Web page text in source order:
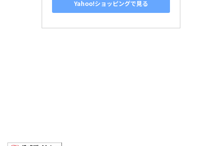
Yahoo!ショッピングで見る